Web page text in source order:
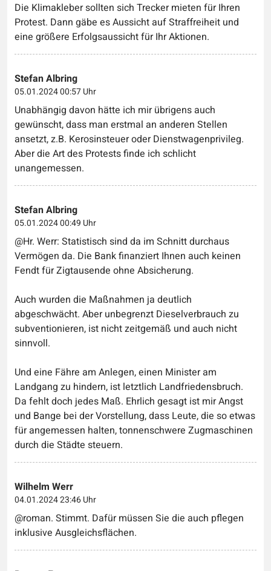
Die Klimakleber sollten sich Trecker mieten für Ihren
Protest. Dann gäbe es Aussicht auf Straffreiheit und
eine größere Erfolgsaussicht für Ihr Aktionen.
Stefan Albring
05.01.2024 00:57 Uhr
Unabhängig davon hätte ich mir übrigens auch
gewünscht, dass man erstmal an anderen Stellen
ansetzt, z.B. Kerosinsteuer oder Dienstwagenprivileg.
Aber die Art des Protests finde ich schlicht
unangemessen.
Stefan Albring
05.01.2024 00:49 Uhr
@Hr. Werr: Statistisch sind da im Schnitt durchaus
Vermögen da. Die Bank finanziert Ihnen auch keinen
Fendt für Zigtausende ohne Absicherung.
Auch wurden die Maßnahmen ja deutlich
abgeschwächt. Aber unbegrenzt Dieselverbrauch zu
subventionieren, ist nicht zeitgemäß und auch nicht
sinnvoll.
Und eine Fähre am Anlegen, einen Minister am
Landgang zu hindern, ist letztlich Landfriedensbruch.
Da fehlt doch jedes Maß. Ehrlich gesagt ist mir Angst
und Bange bei der Vorstellung, dass Leute, die so etwas
für angemessen halten, tonnenschwere Zugmaschinen
durch die Städte steuern.
Wilhelm Werr
04.01.2024 23:46 Uhr
@roman. Stimmt. Dafür müssen Sie die auch pflegen
inklusive Ausgleichsflächen.